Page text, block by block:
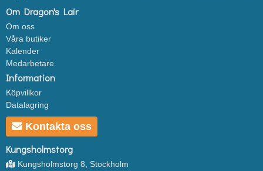
Om Dragon's Lair
Om oss
Våra butiker
Kalender
Medarbetare
Information
Köpvillkor
Datalagring
Kontakta oss
Kungsholmstorg
Kungsholmstorg 8, Stockholm